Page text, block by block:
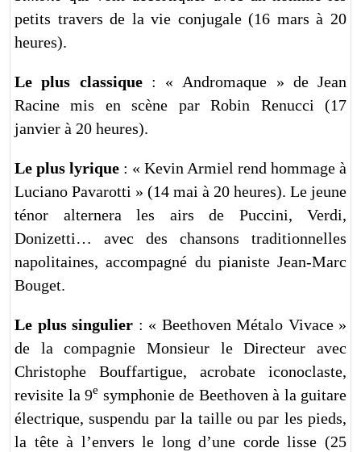
petits travers de la vie conjugale (16 mars à 20
heures).
Le plus classique: « Andromaque » de Jean
Racine mis en scène par Robin Renucci (17
janvier à 20 heures).
Le plus lyrique : « Kevin Armiel rend hommage à
Luciano Pavarotti » (14 mai à 20 heures). Le jeune
ténor alternera les airs de Puccini, Verdi,
Donizetti… avec des chansons traditionnelles
napolitaines, accompagné du pianiste Jean-Marc
Bouget.
Le plus singulier : « Beethoven Métalo Vivace »
de la compagnie Monsieur le Directeur avec
Christophe Bouffartigue, acrobate iconoclaste,
revisite la 9e symphonie de Beethoven à la guitare
électrique, suspendu par la taille ou par les pieds,
la tête à l’envers le long d’une corde lisse (25